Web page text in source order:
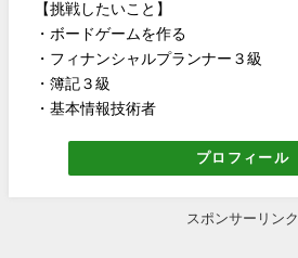
【挑戦したいこと】
・ボードゲームを作る
・フィナンシャルプランナー３級
・簿記３級
・基本情報技術者
プロフィール
スポンサーリンク